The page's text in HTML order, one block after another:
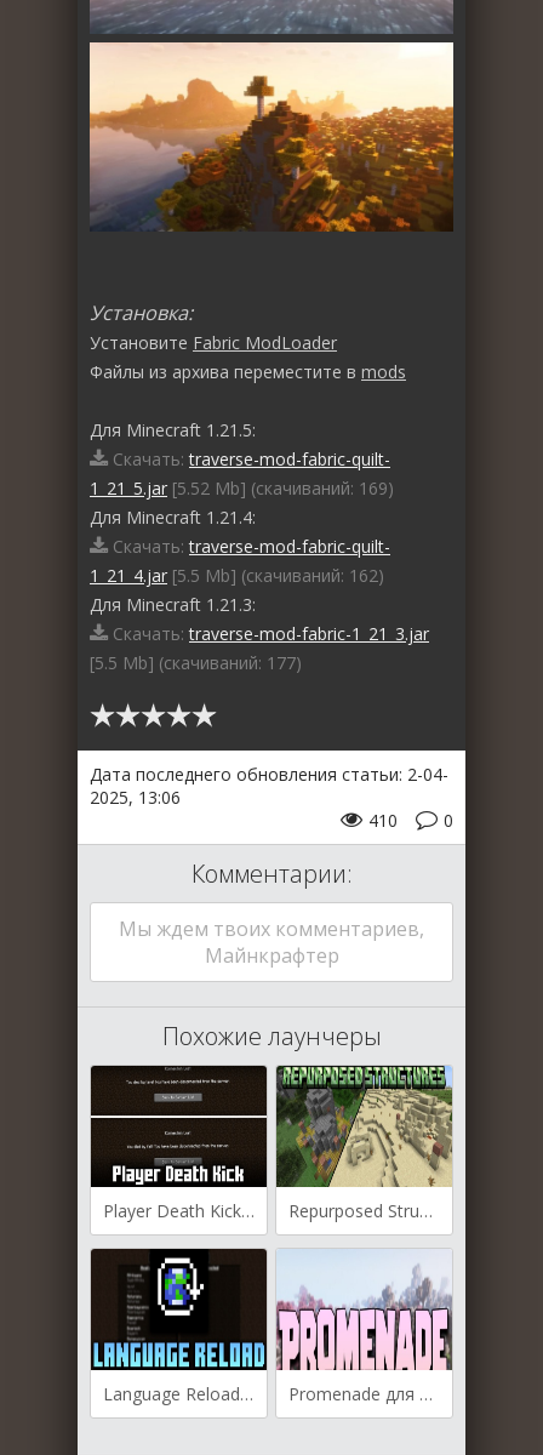
Установка:
Установите Fabric ModLoader
Файлы из архива переместите в mods
Для Minecraft 1.21.5:
Скачать:traverse-mod-fabric-quilt-
1_21_5.jar [5.52 Mb] (cкачиваний: 169)
Для Minecraft 1.21.4:
Скачать:traverse-mod-fabric-quilt-
1_21_4.jar [5.5 Mb] (cкачиваний: 162)
Для Minecraft 1.21.3:
Скачать:traverse-mod-fabric-1_21_3.jar
[5.5 Mb] (cкачиваний: 177)
Дата последнего обновления статьи: 2-04-
2025, 13:06
0
410
Комментарии:
Мы ждем твоих комментариев,
Майнкрафтер
Похожие лаунчеры
Player Death Kick для Майнкрафт [1.21.5, 1.21.4, 1.21.3] Repurposed Structures для Майнкрафт [1.21.5, 1.21.4, 1.21.1]
Language Reload для Майнкрафт [1.21.5, 1.21.4, 1.21.3] Promenade для Майнкрафт [1.21.4, 1.20.2, 1.20.1]